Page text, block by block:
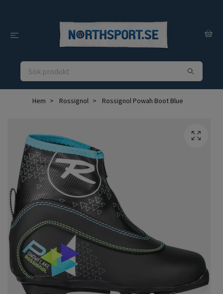
Hem Rossignol Rossignol Powah Boot Blue